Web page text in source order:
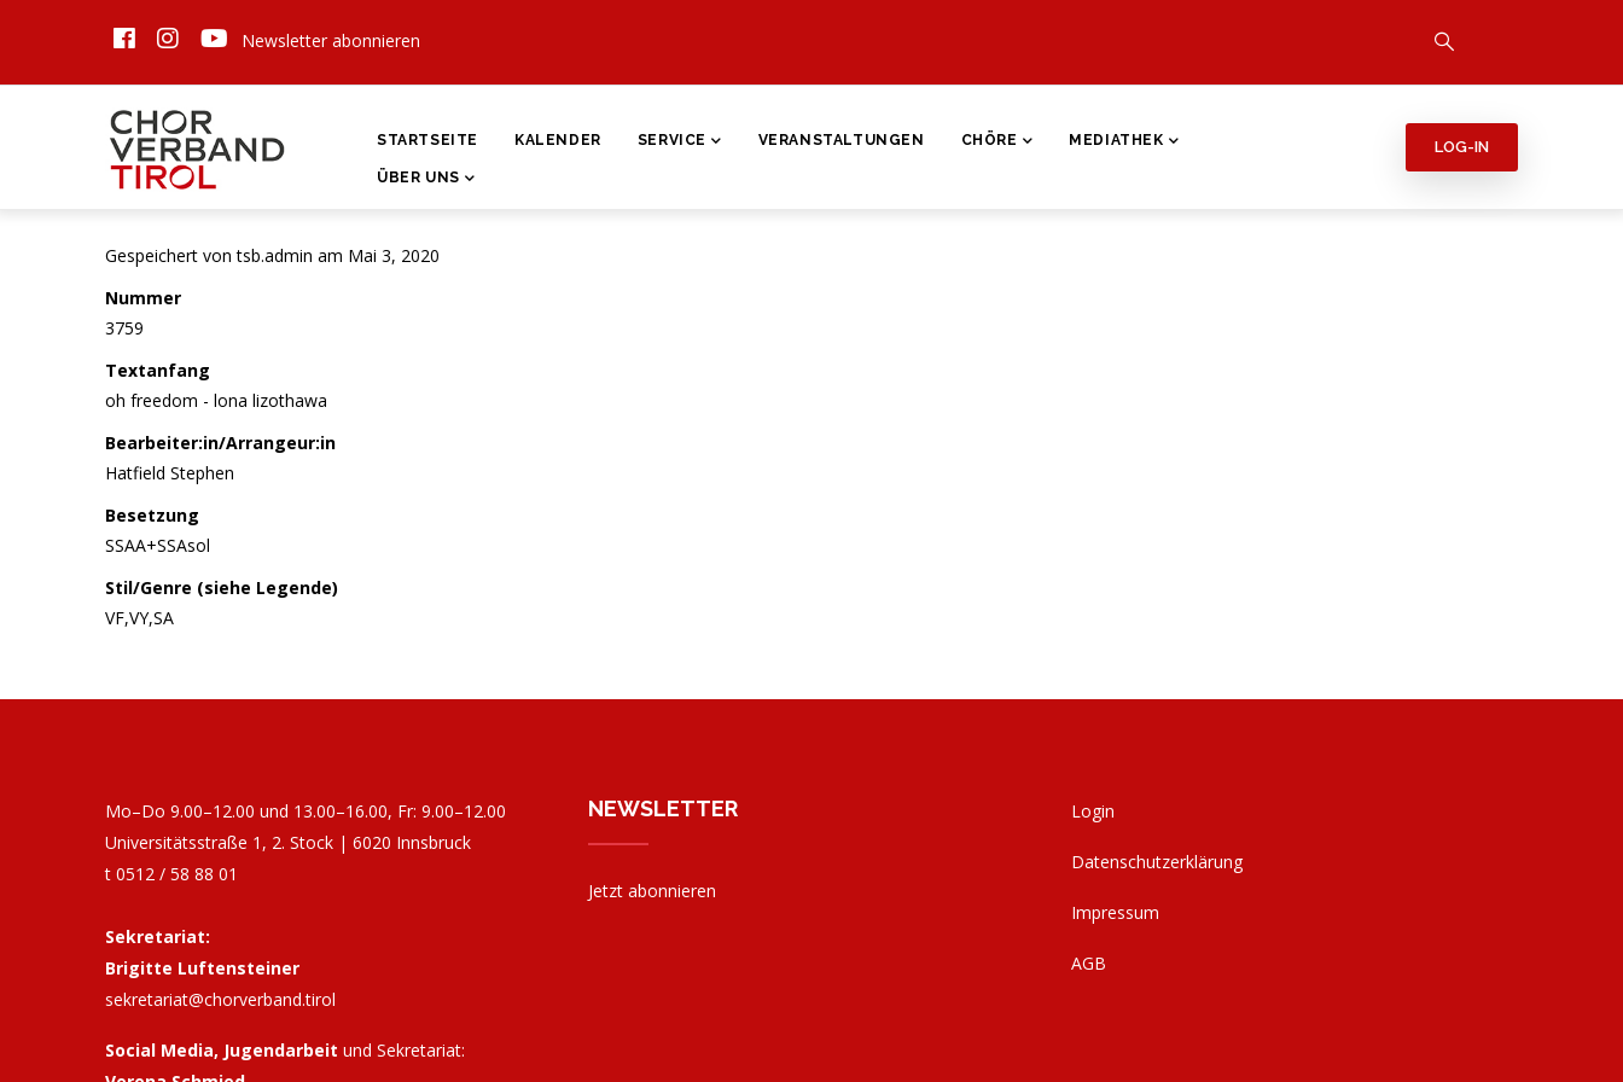
Newsletter abonnieren
HAUPTNAVIGATION
STARTSEITE KALENDER SERVICE VERANSTALTUNGEN CHÖRE MEDIATHEK
ÜBER UNS
LOG-IN
Gespeichert vontsb.admin am Mai 3, 2020
Nummer
3759
Textanfang
oh freedom - lona lizothawa
Bearbeiter:in/Arrangeur:in
Hatfield Stephen
Besetzung
SSAA+SSAsol
Stil/Genre (siehe Legende)
VF,VY,SA
Mo–Do 9.00–12.00 und 13.00–16.00, Fr: 9.00–12.00
Universitätsstraße 1, 2. Stock | 6020 Innsbruck
t 0512 / 58 88 01
Sekretariat:
Brigitte Luftensteiner
sekretariat@chorverband.tirol
Social Media, Jugendarbeit und Sekretariat:
NEWSLETTER
Jetzt abonnieren
Login
Datenschutzerklärung
Impressum
AGB